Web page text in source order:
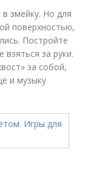
змейку. Но для
поверхностью,
Постройте
взяться за руки.
за собой,
и музыку